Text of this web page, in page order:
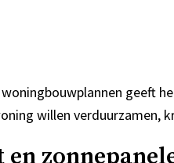
geeft
willen verduurzamen,